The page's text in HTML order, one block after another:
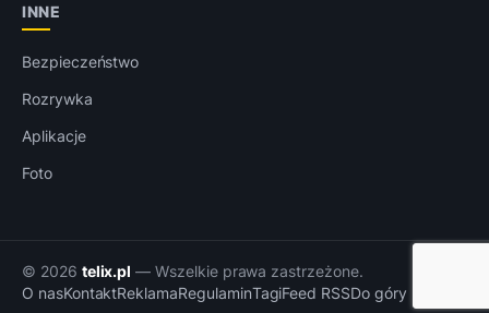
INNE
Bezpieczeństwo
Rozrywka
Aplikacje
Foto
© 2026 telix.pl — Wszelkie prawa zastrzeżone.
O nasKontaktReklamaRegulaminTagiFeed RSSDo góry ↑